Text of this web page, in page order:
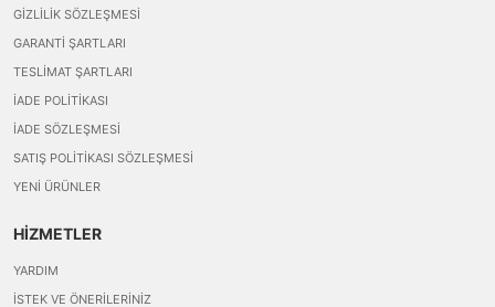
GIZLILIK SÖZLEŞMESI
GARANTI ŞARTLARI
TESLIMAT ŞARTLARI
İADE POLITIKASI
İADE SÖZLEŞMESI
SATIŞ POLITIKASI SÖZLEŞMESI
YENI ÜRÜNLER
HİZMETLER
YARDIM
İSTEK VE ÖNERILERINIZ